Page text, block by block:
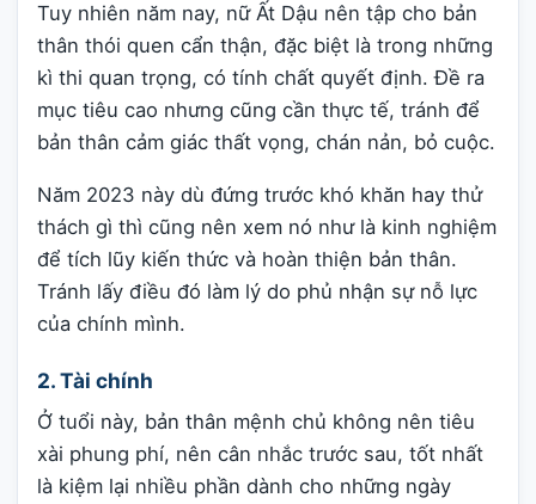
Tuy nhiên năm nay, nữ Ất Dậu nên tập cho bản
thân thói quen cẩn thận, đặc biệt là trong những
kì thi quan trọng, có tính chất quyết định. Đề ra
mục tiêu cao nhưng cũng cần thực tế, tránh để
bản thân cảm giác thất vọng, chán nản, bỏ cuộc.
Năm 2023 này dù đứng trước khó khăn hay thử
thách gì thì cũng nên xem nó như là kinh nghiệm
để tích lũy kiến thức và hoàn thiện bản thân.
Tránh lấy điều đó làm lý do phủ nhận sự nỗ lực
của chính mình.
2. Tài chính
Ở tuổi này, bản thân mệnh chủ không nên tiêu
xài phung phí, nên cân nhắc trước sau, tốt nhất
là kiệm lại nhiều phần dành cho những ngày